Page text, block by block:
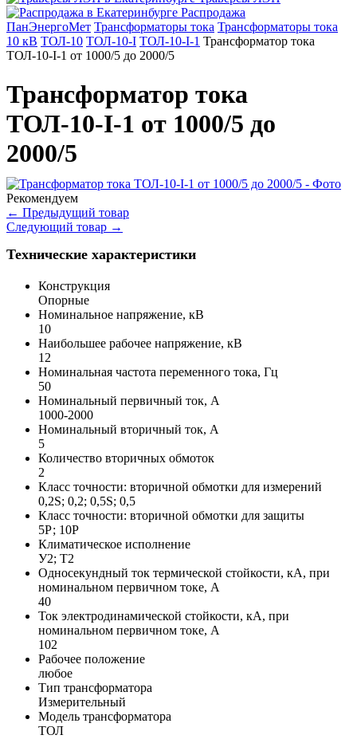
Распродажа
ПанЭнергоМет Трансформаторы тока Трансформаторы тока
10 кВ ТОЛ-10 ТОЛ-10-I ТОЛ-10-I-1 Трансформатор тока
ТОЛ-10-I-1 от 1000/5 до 2000/5
Трансформатор тока
ТОЛ-10-I-1 от 1000/5 до
2000/5
Рекомендуем
← Предыдущий товар
Следующий товар →
Технические характеристики
Конструкция
Опорные
Номинальное напряжение, кВ
10
Наибольшее рабочее напряжение, кВ
12
Номинальная частота переменного тока, Гц
50
Номинальный первичный ток, А
1000-2000
Номинальный вторичный ток, А
5
Количество вторичных обмоток
2
Класс точности: вторичной обмотки для измерений
0,2S; 0,2; 0,5S; 0,5
Класс точности: вторичной обмотки для защиты
5Р; 10Р
Климатическое исполнение
У2; Т2
Односекундный ток термической стойкости, кА, при
номинальном первичном токе, А
40
Ток электродинамической стойкости, кА, при
номинальном первичном токе, А
102
Рабочее положение
любое
Тип трансформатора
Измерительный
Модель трансформатора
ТОЛ